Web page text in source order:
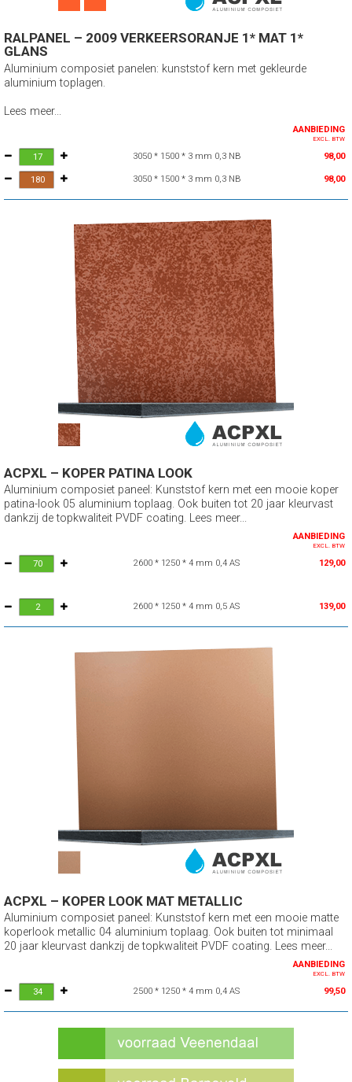
RALPANEL – 2009 VERKEERSORANJE 1* MAT 1*
GLANS
Aluminium composiet panelen: kunststof kern met gekleurde
aluminium toplagen.
Lees meer...
AANBIEDING
EXCL. BTW
3050 * 1500 * 3 mm 0,3 NB 98,00
3050 * 1500 * 3 mm 0,3 NB 98,00
ACPXL – KOPER PATINA LOOK
Aluminium composiet paneel: Kunststof kern met een mooie koper
patina-look 05 aluminium toplaag. Ook buiten tot 20 jaar kleurvast
dankzij de topkwaliteit PVDF coating. Lees meer...
AANBIEDING
EXCL. BTW
2600 * 1250 * 4 mm 0,4 AS 129,00
2600 * 1250 * 4 mm 0,5 AS 139,00
ACPXL – KOPER LOOK MAT METALLIC
Aluminium composiet paneel: Kunststof kern met een mooie matte
koperlook metallic 04 aluminium toplaag. Ook buiten tot minimaal
20 jaar kleurvast dankzij de topkwaliteit PVDF coating. Lees meer...
AANBIEDING
EXCL. BTW
2500 * 1250 * 4 mm 0,4 AS 99,50